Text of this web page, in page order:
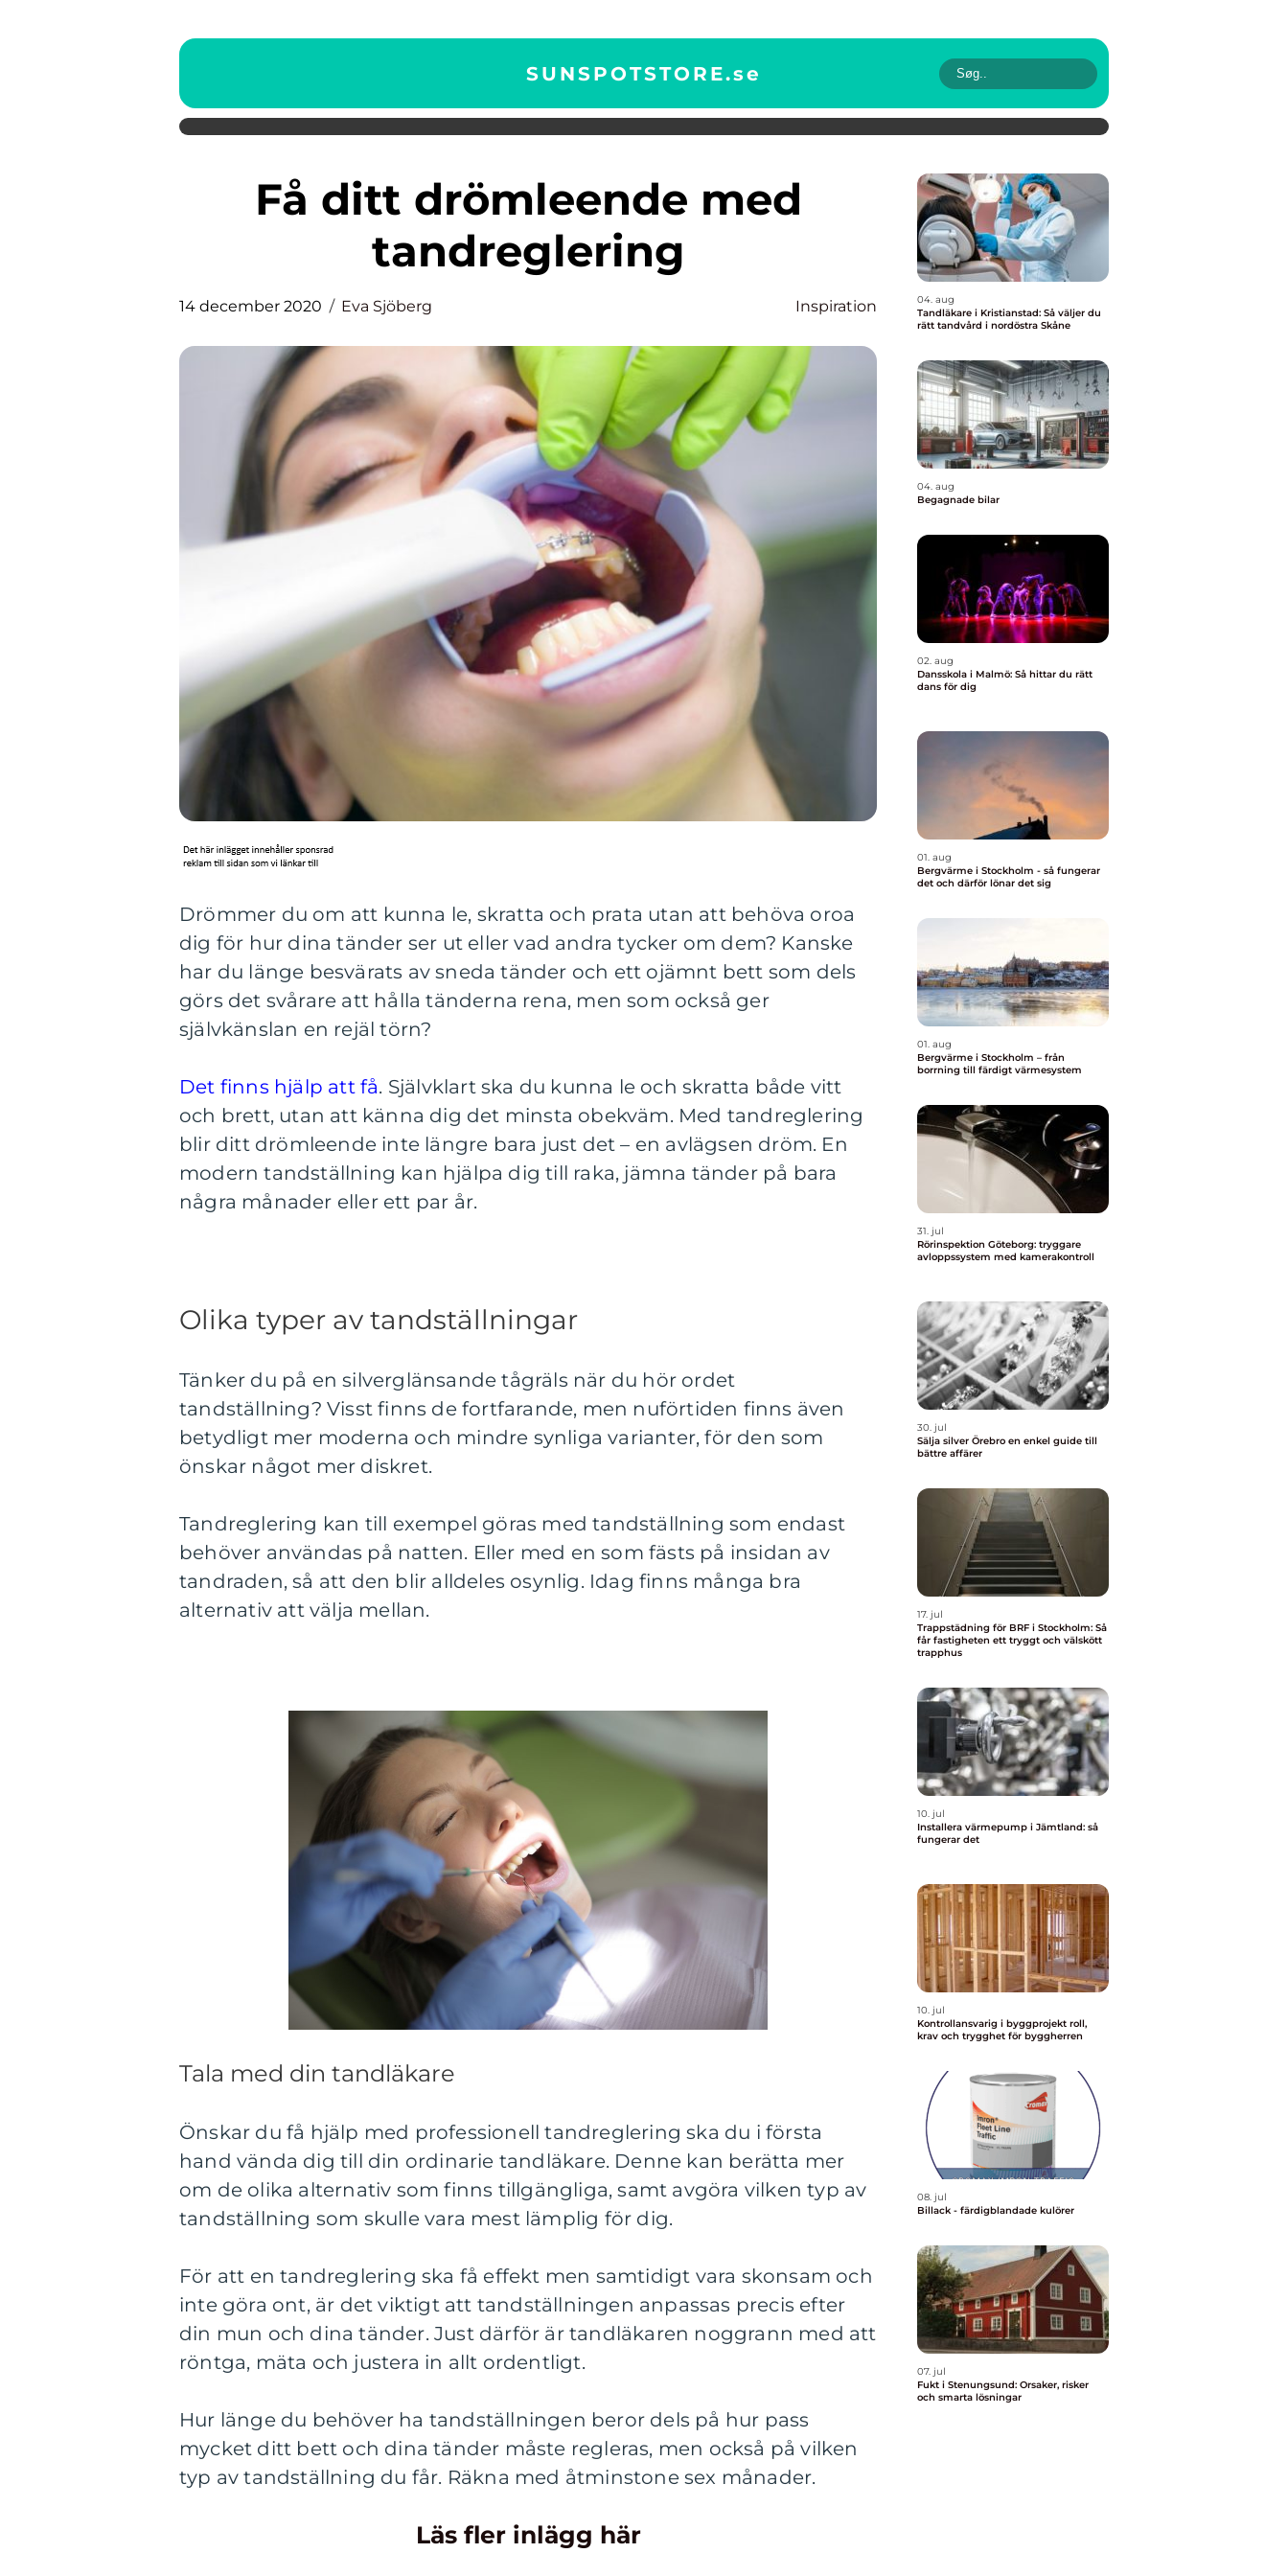
SUNSPOTSTORE.se
Få ditt drömleende med
tandreglering
14 december 2020 Eva Sjöberg Inspiration
Drömmer du om att kunna le, skratta och prata utan att behöva oroa
dig för hur dina tänder ser ut eller vad andra tycker om dem? Kanske
har du länge besvärats av sneda tänder och ett ojämnt bett som dels
görs det svårare att hålla tänderna rena, men som också ger
självkänslan en rejäl törn?
Det finns hjälp att få. Självklart ska du kunna le och skratta både vitt
och brett, utan att känna dig det minsta obekväm. Med tandreglering
blir ditt drömleende inte längre bara just det – en avlägsen dröm. En
modern tandställning kan hjälpa dig till raka, jämna tänder på bara
några månader eller ett par år.
Olika typer av tandställningar
Tänker du på en silverglänsande tågräls när du hör ordet
tandställning? Visst finns de fortfarande, men nuförtiden finns även
betydligt mer moderna och mindre synliga varianter, för den som
önskar något mer diskret.
Tandreglering kan till exempel göras med tandställning som endast
behöver användas på natten. Eller med en som fästs på insidan av
tandraden, så att den blir alldeles osynlig. Idag finns många bra
alternativ att välja mellan.
Tala med din tandläkare
Önskar du få hjälp med professionell tandreglering ska du i första
hand vända dig till din ordinarie tandläkare. Denne kan berätta mer
om de olika alternativ som finns tillgängliga, samt avgöra vilken typ av
tandställning som skulle vara mest lämplig för dig.
För att en tandreglering ska få effekt men samtidigt vara skonsam och
inte göra ont, är det viktigt att tandställningen anpassas precis efter
din mun och dina tänder. Just därför är tandläkaren noggrann med att
röntga, mäta och justera in allt ordentligt.
Hur länge du behöver ha tandställningen beror dels på hur pass
mycket ditt bett och dina tänder måste regleras, men också på vilken
typ av tandställning du får. Räkna med åtminstone sex månader.
Läs fler inlägg här
04. aug
Tandläkare i Kristianstad: Så väljer du
rätt tandvård i nordöstra Skåne
04. aug
Begagnade bilar
02. aug
Dansskola i Malmö: Så hittar du rätt
dans för dig
01. aug
Bergvärme i Stockholm - så fungerar
det och därför lönar det sig
01. aug
Bergvärme i Stockholm – från
borrning till färdigt värmesystem
31. jul
Rörinspektion Göteborg: tryggare
avloppssystem med kamerakontroll
30. jul
Sälja silver Örebro en enkel guide till
bättre affärer
17. jul
Trappstädning för BRF i Stockholm: Så
får fastigheten ett tryggt och välskött
trapphus
10. jul
Installera värmepump i Jämtland: så
fungerar det
10. jul
Kontrollansvarig i byggprojekt roll,
krav och trygghet för byggherren
08. jul
Billack - färdigblandade kulörer
07. jul
Fukt i Stenungsund: Orsaker, risker
och smarta lösningar